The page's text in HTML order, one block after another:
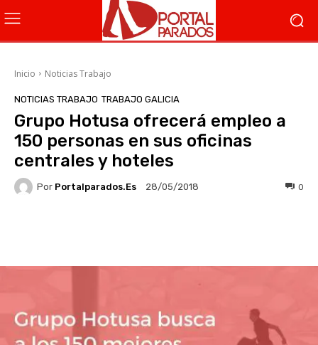
Inicio Noticias Trabajo
NOTICIAS TRABAJO TRABAJO GALICIA
Grupo Hotusa ofrecerá empleo a
150 personas en sus oficinas
centrales y hoteles
Por Portalparados.es 28/05/2018 0